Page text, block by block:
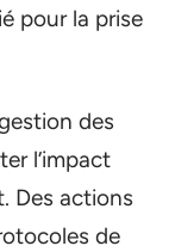
pour la prise
des
l’impact
Des actions
de